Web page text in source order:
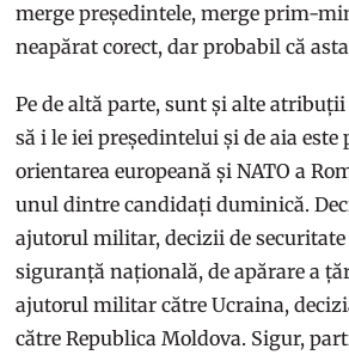
merge președintele, merge prim-
neapărat corect, dar probabil că
Pe de altă parte, sunt și alte atribuții
să i le iei președintelui și de aia
orientarea europeană și NATO a
unul dintre candidați duminică.
ajutorul militar, decizii de
siguranță națională, de apărare a
ajutorul militar către Ucraina,
către Republica Moldova. Sigur,